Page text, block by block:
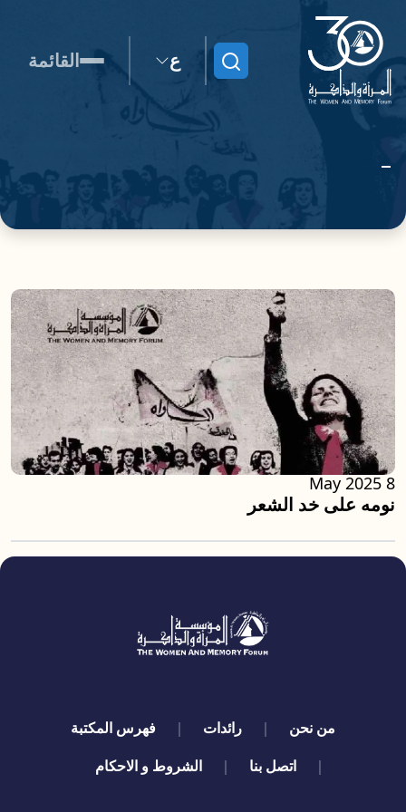
ابحث ع القائمة
نومه على خد الشعر
8 May 2025
quick links
من نحن رائدات
فهرس المكتبة
اتصل بنا
الشروط و الاحكام